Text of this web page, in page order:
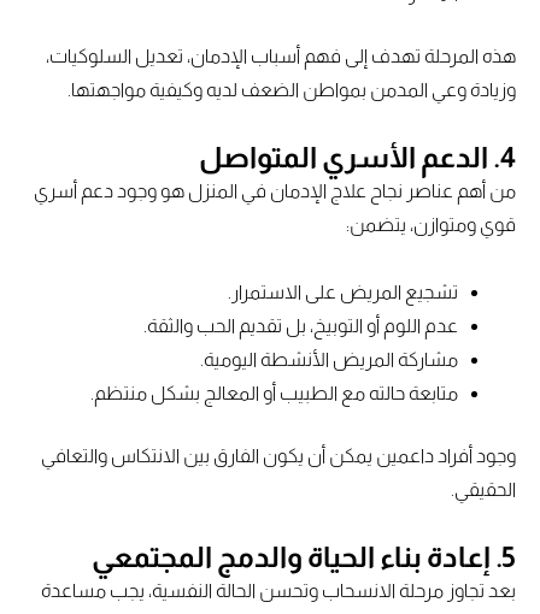
هذه المرحلة تهدف إلى فهم أسباب الإدمان، تعديل السلوكيات،
وزيادة وعي المدمن بمواطن الضعف لديه وكيفية مواجهتها.
4. الدعم الأسري المتواصل
من أهم عناصر نجاح علاج الإدمان في المنزل هو وجود دعم أسري
قوي ومتوازن، يتضمن:
تشجيع المريض على الاستمرار.
عدم اللوم أو التوبيخ، بل تقديم الحب والثقة.
مشاركة المريض الأنشطة اليومية.
متابعة حالته مع الطبيب أو المعالج بشكل منتظم.
وجود أفراد داعمين يمكن أن يكون الفارق بين الانتكاس والتعافي
الحقيقي.
5. إعادة بناء الحياة والدمج المجتمعي
بعد تجاوز مرحلة الانسحاب وتحسن الحالة النفسية، يجب مساعدة